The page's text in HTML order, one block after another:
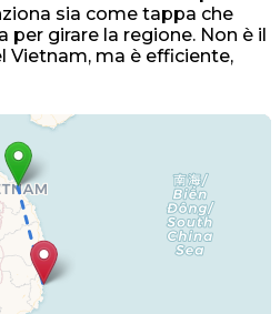
sia come tappa che
girare la regione. Non è il
Vietnam, ma è efficiente,